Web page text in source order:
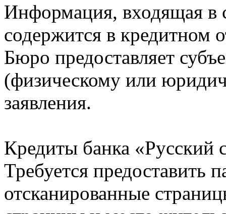
Информация, входящая в
содержится в кредитном
Бюро предоставляет
(физическому или
заявления.
Кредиты банка «Русский
Требуется предоставить
отсканированные